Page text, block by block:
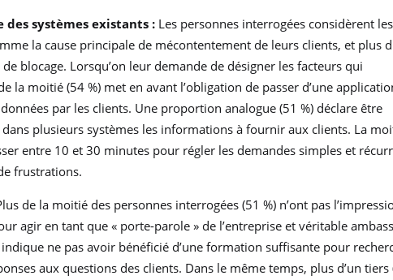
des systèmes existants : Les personnes interrogées considèrent
la cause principale de mécontentement de leurs clients, et plus
blocage. Lorsqu’on leur demande de désigner les facteurs qui
la moitié (54 %) met en avant l’obligation de passer d’une
par les clients. Une proportion analogue (51 %) déclare être
plusieurs systèmes les informations à fournir aux clients. La
entre 10 et 30 minutes pour régler les demandes simples et
frustrations.
de la moitié des personnes interrogées (51 %) n’ont pas
agir en tant que « porte-parole » de l’entreprise et véritable
ne pas avoir bénéficié d’une formation suffisante pour
aux questions des clients. Dans le même temps, plus d’un tiers